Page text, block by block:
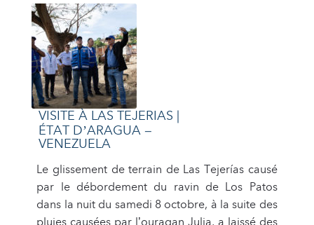
Venezuela. Le nouveau conseil
d’administration du Venezuelan Business Club
(Venezuela) est présidé par Carmen Pérez
Jimenez et toute son équipe composée de
Rafael Balestrini, Bellorin, Javier Maltese,
Katiuska Donante, […]
VISITE À LAS TEJERIAS |
ÉTAT D’ARAGUA –
VENEZUELA
Le glissement de terrain de Las Tejerías causé
par le débordement du ravin de Los Patos
dans la nuit du samedi 8 octobre, à la suite des
pluies causées par l’ouragan Julia, a laissé des